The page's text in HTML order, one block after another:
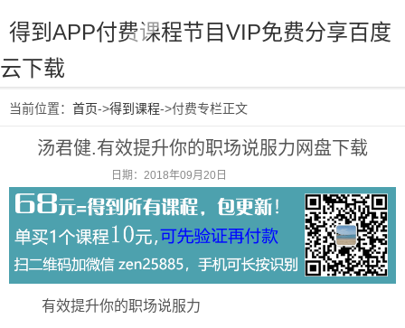
得到APP付费课程节目VIP免费分享百度
云下载
当前位置： 首页->得到课程->付费专栏正文
汤君健.有效提升你的职场说服力网盘下载
日期：2018年09月20日
有效提升你的职场说服力